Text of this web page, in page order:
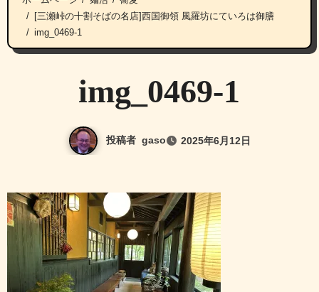
[三瀬峠の十割そばの名店]西国御領 風羅坊にていろは御膳
img_0469-1
img_0469-1
投稿者 gaso 2025年6月12日